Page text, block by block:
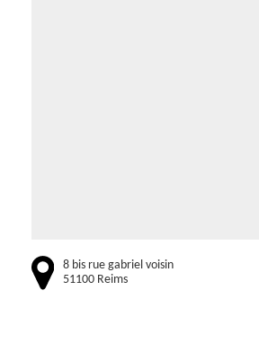
8 bis rue gabriel voisin
51100 Reims